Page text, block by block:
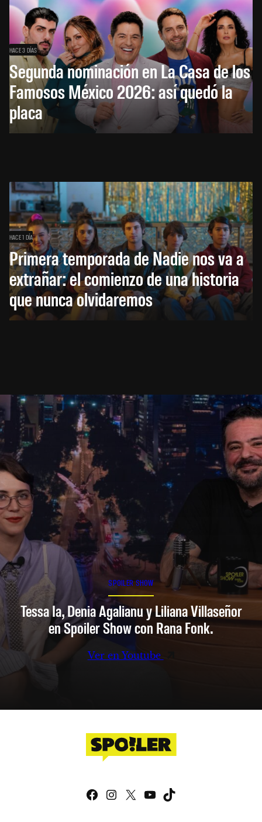
HACE 3 DÍAS
Segunda nominación en La Casa de los
Famosos México 2026: así quedó la
placa
HACE 1 DÍA
Primera temporada de Nadie nos va a
extrañar: el comienzo de una historia
que nunca olvidaremos
SPOILER SHOW
Tessa Ia, Denia Agalianu y Liliana Villaseñor
en Spoiler Show con Rana Fonk.
Ver en Youtube
Facebook
Instagram
X YouTube